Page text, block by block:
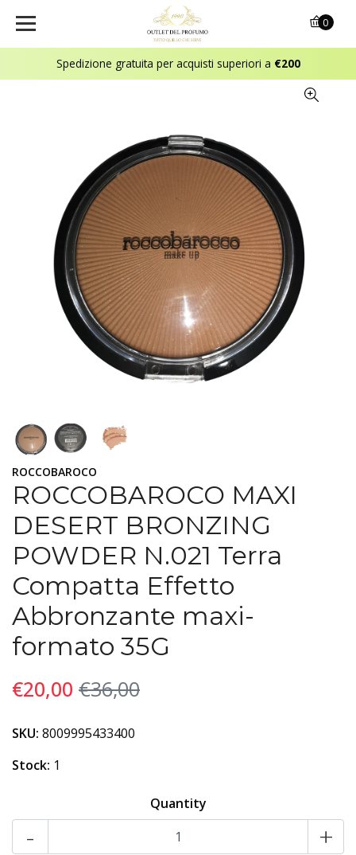
Spedizione gratuita per acquisti superiori a €200
0
ROCCOBAROCO
ROCCOBAROCO MAXI
DESERT BRONZING
POWDER N.021 Terra
Compatta Effetto
Abbronzante maxi-
formato 35G
€20,00 €36,00
SKU: 8009995433400
Stock: 1
Quantity
- +